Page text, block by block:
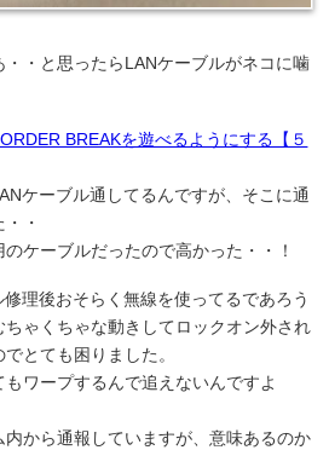
・と思ったらLANケーブルがネコに噛
BREAKを遊べるようにする【５
ケーブル通してるんですが、そこに通
・
ケーブルだったので高かった・・！
理後おそらく無線を使ってるであろう
ちゃくちゃな動きしてロックオン外され
とても困りました。
ワープするんで追えないんですよ
から通報していますが、意味あるのか